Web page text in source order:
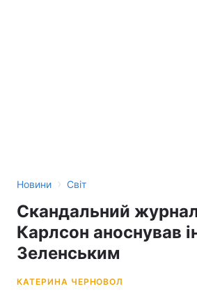
Новини › Світ
Скандальний
Карлсон аноснував
Зеленським
КАТЕРИНА ЧЕРНОВОЛ